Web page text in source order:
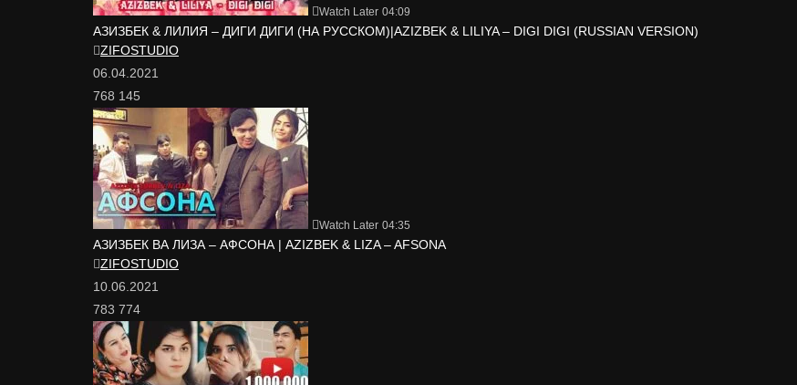
Watch Later 04:09
АЗИЗБЕК & ЛИЛИЯ – ДИГИ ДИГИ (НА РУССКОМ)|AZIZBEK & LILIYA – DIGI DIGI (RUSSIAN VERSION)
ZIFOSTUDIO
06.04.2021
768 145
Watch Later 04:35
АЗИЗБЕК ВА ЛИЗА – АФСОНА | AZIZBEK & LIZA – AFSONA
ZIFOSTUDIO
10.06.2021
783 774